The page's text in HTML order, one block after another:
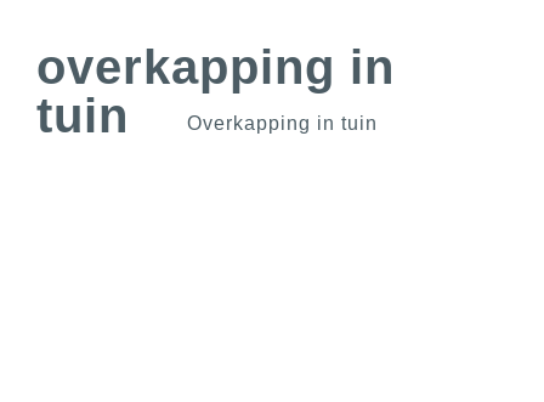
overkapping in
tuin